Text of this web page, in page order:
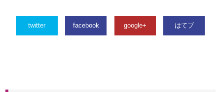
twitter facebook google+ はてブ